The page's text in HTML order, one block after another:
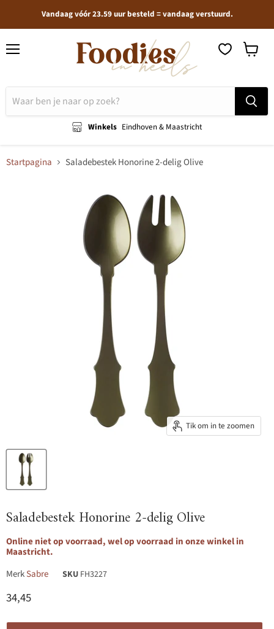
Vandaag vóór 23.59 uur besteld = vandaag verstuurd.
Winkels Eindhoven & Maastricht
Startpagina Saladebestek Honorine 2-delig Olive
Tik om in te zoomen
Saladebestek Honorine 2-delig Olive
Online niet op voorraad, wel op voorraad in onze winkel in
Maastricht.
MerkSabre SKU FH3227
Huidige prijs
34,45